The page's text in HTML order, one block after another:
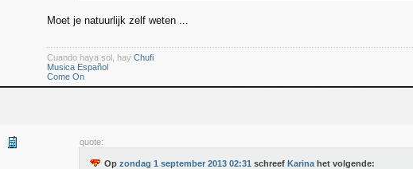
Moet je natuurlijk zelf weten ...
Cuando haya sol, hay Chufi
Musica Español
Come On
quote:
Op zondag 1 september 2013 02:31 schreef Karina het volgende: